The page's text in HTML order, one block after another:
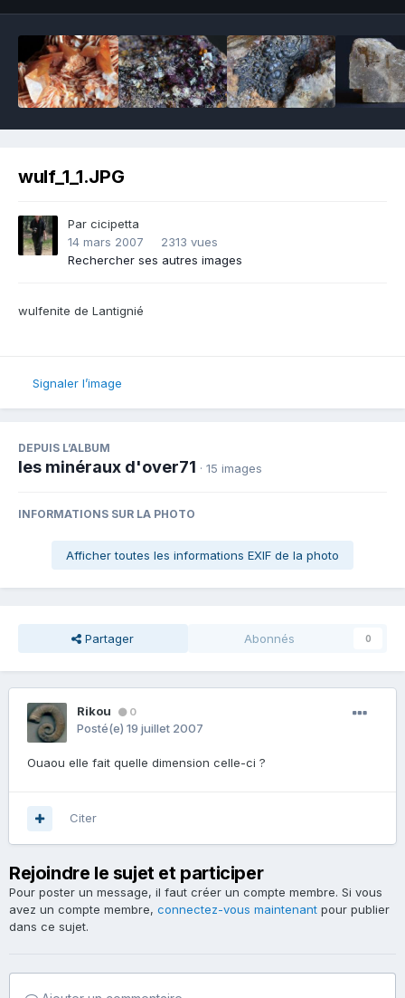
wulf_1_1.JPG
Par cicipetta
14 mars 2007
2313 vues
Rechercher ses autres images
wulfenite de Lantignié
Signaler l’image
DEPUIS L’ALBUM
les minéraux d'over71 · 15 images
INFORMATIONS SUR LA PHOTO
Afficher toutes les informations EXIF de la photo
Partager Abonnés 0
Rikou 0
Posté(e) 19 juillet 2007
Ouaou elle fait quelle dimension celle-ci ?
Citer
Rejoindre le sujet et participer
Pour poster un message, il faut créer un compte membre. Si vous
avez un compte membre, connectez-vous maintenant pour publier
dans ce sujet.